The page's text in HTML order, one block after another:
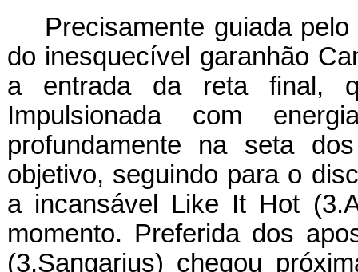
Precisamente guiada
do inesquecível garanhão
a entrada da reta final,
Impulsionada com
profundamente na seta
objetivo, seguindo para o
a incansável Like It Hot
momento. Preferida dos
(3.Sangarius) chegou